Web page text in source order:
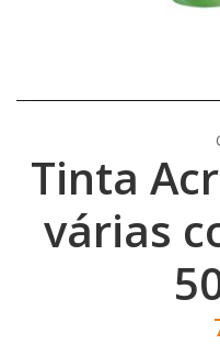
Tinta
várias